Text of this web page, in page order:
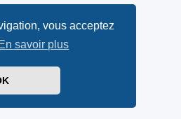
vous acceptez
En savoir plus